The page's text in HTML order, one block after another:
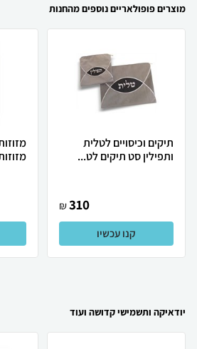
מוצרים פופולאריים נוספים מהחנות
תיקים וכיסויים לטלית
ותפילין סט תיקים לט...
310
₪
קנו עכשיו
יודאיקה ותשמישי קדושה ועוד